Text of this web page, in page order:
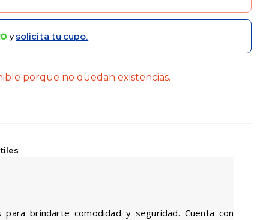
ysolicita tu cupo.
porque no quedan existencias.
brindarte comodidad y seguridad. Cuenta con